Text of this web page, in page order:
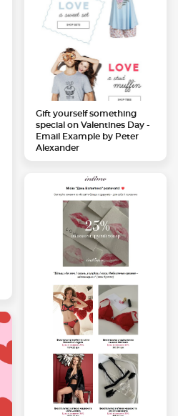
Gift yourself something
special on Valentines Day -
Email Example by Peter
Alexander